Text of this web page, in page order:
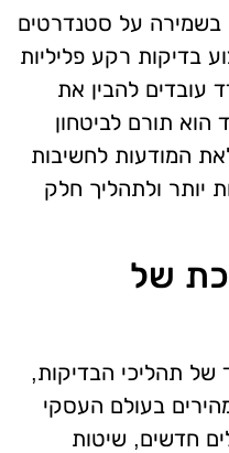
בשמירה על סטנדרטים
בדיקות רקע פליליות
עובדים להבין את
הוא תורם לביטחון
המודעות לחשיבות
יותר ולתהליך חלק
של
של תהליכי הבדיקות,
בעולם העסקי
חדשים, שיטות